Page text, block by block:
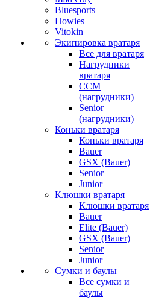
Bluesports
Howies
Vitokin
Экипировка вратаря
Все для вратаря
Нагрудники
вратаря
CCM
(нагрудники)
Senior
(нагрудники)
Коньки вратаря
Коньки вратаря
Bauer
GSX (Bauer)
Senior
Junior
Клюшки вратаря
Клюшки вратаря
Bauer
Elite (Bauer)
GSX (Bauer)
Senior
Junior
Сумки и баулы
Все сумки и
баулы